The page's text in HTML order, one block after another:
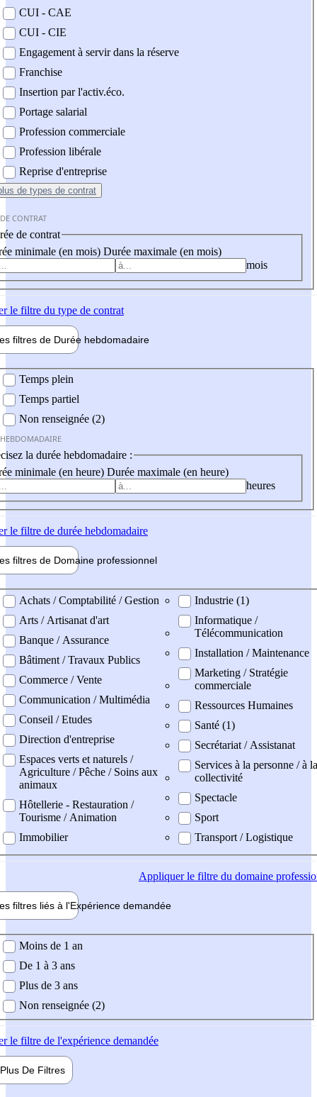
CUI - CAE
CUI - CIE
Engagement à servir dans la réserve
Franchise
Insertion par l'activ.éco.
Portage salarial
Profession commerciale
Profession libérale
Reprise d'entreprise
de types de contrat
CONTRAT
de contrat
minimale (en mois) Durée maximale (en mois)
mois
le filtre du type de contrat
filtres de Durée hebdomadaire
Temps plein
Temps partiel
Non renseignée (2)
la durée hebdomadaire :
minimale (en heure) Durée maximale (en heure)
heures
le filtre de durée hebdomadaire
filtres de Domaine professionnel
professionel
Achats / Comptabilité / Gestion
Arts / Artisanat d'art
Banque / Assurance
Bâtiment / Travaux Publics
Commerce / Vente
Communication / Multimédia
Conseil / Etudes
Direction d'entreprise
Espaces verts et naturels /
Agriculture / Pêche / Soins aux
animaux
Hôtellerie - Restauration /
Tourisme / Animation
Immobilier
Industrie (1)
Informatique /
Télécommunication
Installation / Maintenance
Marketing / Stratégie
commerciale
Ressources Humaines
Santé (1)
Secrétariat / Assistanat
Services à la personne / à la
collectivité
Spectacle
Sport
Transport / Logistique
Appliquerle filtre du domaine
filtres liés à l'Expérience demandée
demandée
Moins de 1 an
De 1 à 3 ans
Plus de 3 ans
Non renseignée (2)
le filtre de l'expérience demandée
Plus De Filtres